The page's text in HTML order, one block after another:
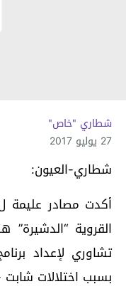
شطاري "خاص"
27 يوليو 2017
شطاري-العيون:
أكدت مصادر عليمة
القروية
تشاوري لإعداد
بسبب اختلالات شابت